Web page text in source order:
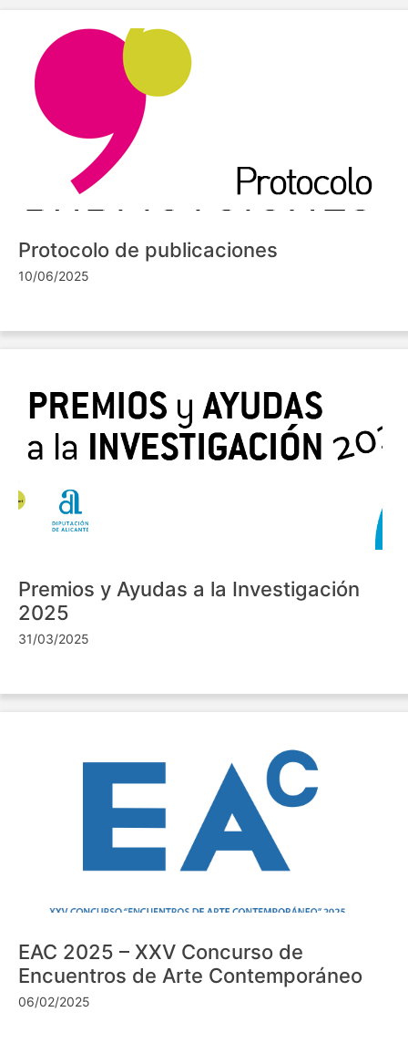
Protocolo de publicaciones
10/06/2025
Premios y Ayudas a la Investigación
2025
31/03/2025
EAC 2025 – XXV Concurso de
Encuentros de Arte Contemporáneo
06/02/2025